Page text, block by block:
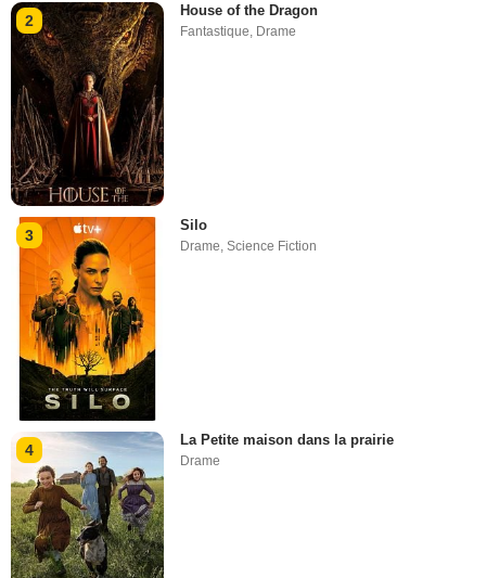
2
House of the Dragon
Fantastique Drame
3
Silo
Drame,Science Fiction
4
La Petite maison dans la prairie
Drame